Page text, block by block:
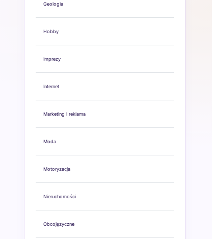
Geologia
Hobby
Imprezy
Internet
Marketing i reklama
Moda
Motoryzacja
Nieruchomości
Obcojęzyczne